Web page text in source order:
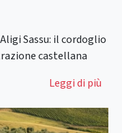
Sassu: il cordoglio
castellana
Leggi di più